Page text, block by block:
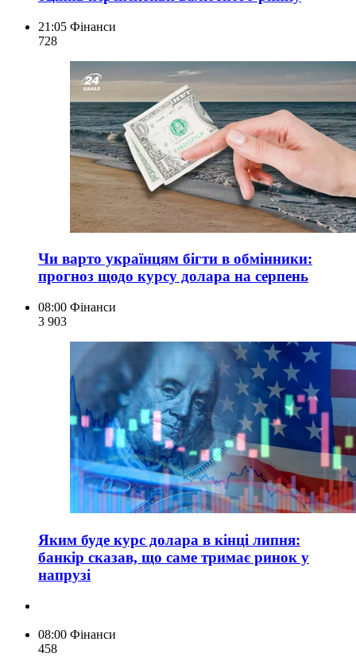
21:05 Фінанси
728
Чи варто українцям бігти в обмінники:
прогноз щодо курсу долара на серпень
08:00 Фінанси
3 903
Яким буде курс долара в кінці липня:
банкір сказав, що саме тримає ринок у
напрузі
08:00 Фінанси
458